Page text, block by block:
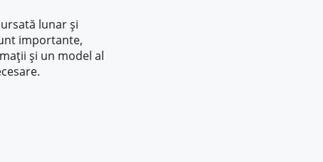
lunar și
importante,
și un model al